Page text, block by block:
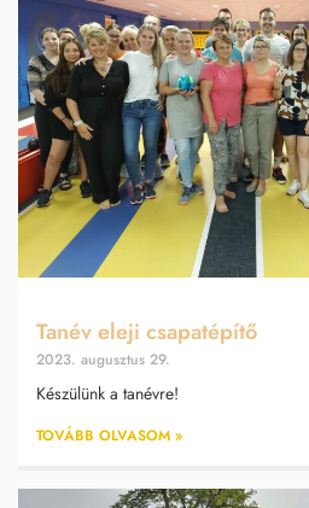
Tanév eleji csapatépítő
2023. augusztus 29.
Készülünk a tanévre!
TOVÁBB OLVASOM »